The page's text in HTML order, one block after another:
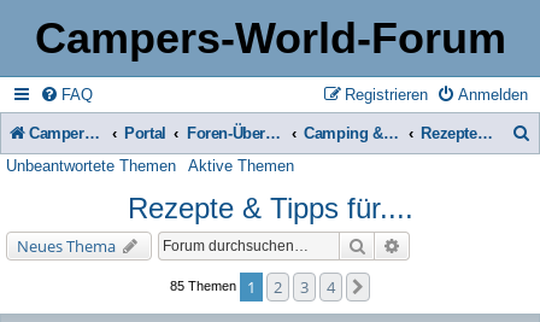
Campers-World-Forum
FAQ Anmelden
Registrieren
Campers-World-Forum Portal Foren-Übersicht Camping & Reise -> Fahrzeuge & Zubehör in der Praxis Rezepte & Tipps für....
Unbeantwortete Themen Aktive Themen
Rezepte & Tipps für....
Neues Thema Suche
85 Themen 1 2 3 4